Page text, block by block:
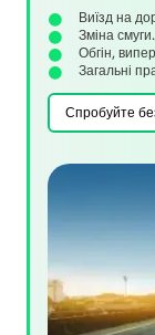
Виїзд на
Зміна смуги.
Обгін,
Загальні
Спробуйте